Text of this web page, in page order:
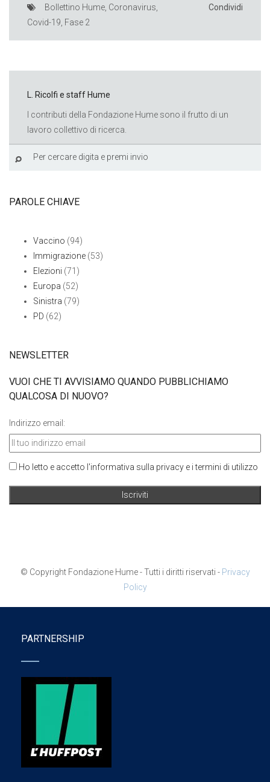
Bollettino Hume Coronavirus
Covid-19 Fase 2
Condividi
L. Ricolfi e staff Hume
I contributi della Fondazione Hume sono il frutto di un
lavoro collettivo di ricerca.
PAROLE CHIAVE
Vaccino (94)
Immigrazione (53)
Elezioni (71)
Europa (52)
Sinistra (79)
PD (62)
NEWSLETTER
VUOI CHE TI AVVISIAMO QUANDO PUBBLICHIAMO
QUALCOSA DI NUOVO?
Indirizzo email:
Ho letto e accetto l'informativa sulla privacy e i termini di utilizzo
© Copyright Fondazione Hume - Tutti i diritti riservati - Privacy
Policy
PARTNERSHIP